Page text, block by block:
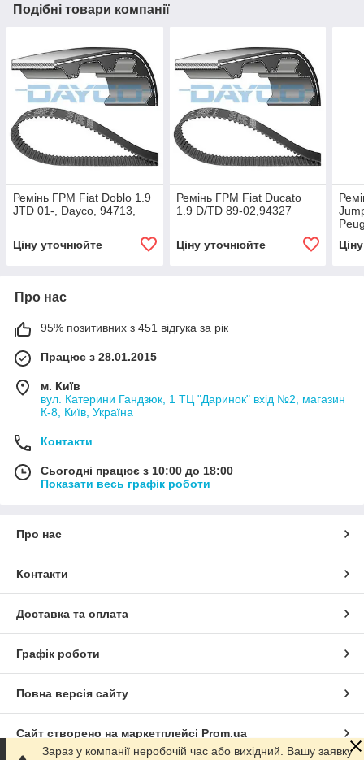
Подібні товари компанії
Ремінь ГРМ Fiat Doblo 1.9
JTD 01-, Dayco, 94713,
Ціну уточнюйте
Ремінь ГРМ Fiat Ducato
1.9 D/TD 89-02,94327
Ціну уточнюйте
Про нас
95% позитивних з 451 відгука за рік
Працює з 28.01.2015
м. Київ
вул. Катерини Гандзюк, 1 ТЦ "Даринок" вхід №2, магазин
К-8, Київ, Україна
Контакти
Сьогодні працює з 10:00 до 18:00
Показати весь графік роботи
Про нас
Контакти
Доставка та оплата
Графік роботи
Повна версія сайту
Сайт створено на маркетплейсі Prom.ua
Зараз у компанії неробочій час або вихідний. Вашу заявку